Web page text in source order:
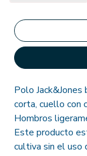
Polo
corta, cuello con
Hombros
Este producto
cultiva sin el uso